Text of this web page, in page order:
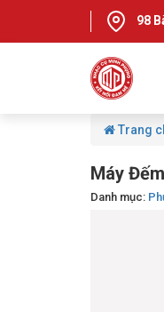
98
Trang
Máy
Danh mục: